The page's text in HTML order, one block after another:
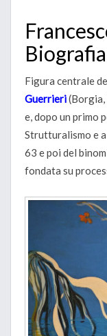
Figura centrale
Guerrieri(Borgia,
e, dopo un primo
Strutturalismo e
63 e poi del
fondata su